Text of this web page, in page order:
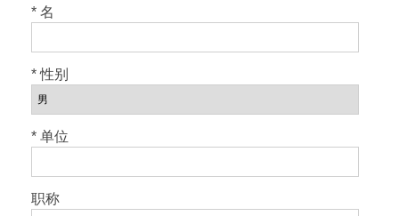
* 名
* 性别
* 单位
职称